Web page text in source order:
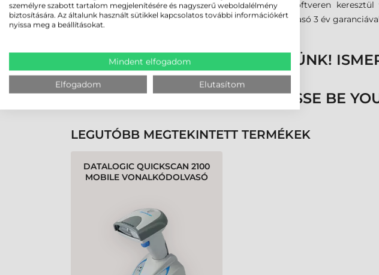
A teljes körű konfigurálást a Datalogic Aladdin szoftveren
díjmentesen letölthető a Datalogic honlapjáról. Az olvasó 3 év
MEGBÍZHAT BENNÜNK!
KÖVESSE BE
LEGUTÓBB MEGTEKINTETT TERMÉKEK
DATALOGIC QUICKSCAN 2100
MOBILE VONALKÓDOLVASÓ
személyre szabott tartalom megjelenítésére és nagyszerű weboldalélmény
biztosítására. Az általunk használt sütikkel kapcsolatos további információkért
nyissa meg a beállításokat.
Mindent elfogadom
Elfogadom Elutasítom